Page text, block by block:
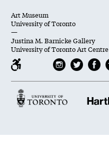
Art Museum
University of Toronto
—
Justina M. Barnicke Gallery
University of Toronto Art Centre